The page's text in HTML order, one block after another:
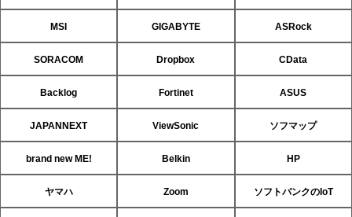
MSI GIGABYTE ASRock
SORACOM Dropbox CData
Backlog Fortinet ASUS
JAPANNEXT ViewSonic ソフマップ
brand new ME! Belkin HP
ヤマハ Zoom ソフトバンクのIoT